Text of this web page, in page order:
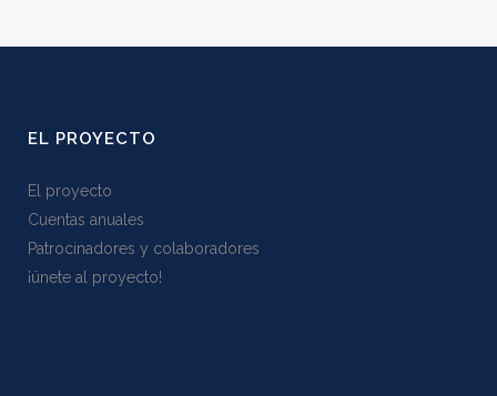
EL PROYECTO
El proyecto
Cuentas anuales
Patrocinadores y colaboradores
¡ünete al proyecto!